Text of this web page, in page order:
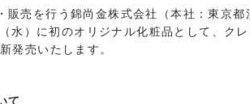
販売を行う錦尚金株式会社（本社：東京
水）に初のオリジナル化粧品として、ク
発売いたします。
て